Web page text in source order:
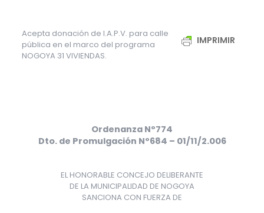
IMPRIMIR
Acepta donación de I.A.P.V. para calle
pública en el marco del programa
NOGOYA 31 VIVIENDAS.
Ordenanza Nº774
Dto. de Promulgación Nº684 – 01/11/2.006
EL HONORABLE CONCEJO DELIBERANTE
DE LA MUNICIPALIDAD DE NOGOYA
SANCIONA CON FUERZA DE